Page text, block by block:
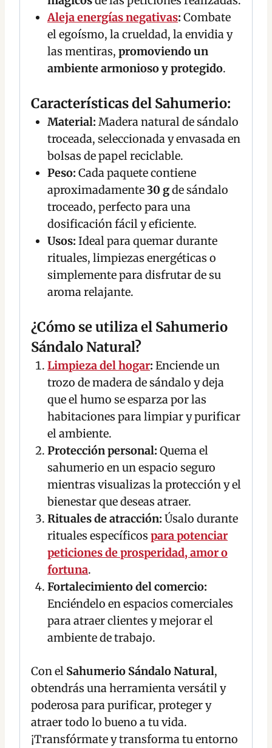
Aleja energías negativas: Combate
el egoísmo, la crueldad, la envidia y
las mentiras, promoviendo un
ambiente armonioso y protegido.
Características del Sahumerio:
Material: Madera natural de sándalo
troceada, seleccionada y envasada en
bolsas de papel reciclable.
Peso: Cada paquete contiene
aproximadamente30 gde sándalo
troceado, perfecto para una
dosificación fácil y eficiente.
Usos: Ideal para quemar durante
rituales, limpiezas energéticas o
simplemente para disfrutar de su
aroma relajante.
¿Cómo se utiliza el Sahumerio
Sándalo Natural?
Limpieza del hogar: Enciende un
trozo de madera de sándalo y deja
que el humo se esparza por las
habitaciones para limpiar y purificar
el ambiente.
Protección personal: Quema el
sahumerio en un espacio seguro
mientras visualizas la protección y el
bienestar que deseas atraer.
Rituales de atracción: Úsalo durante
rituales específicos para potenciar
peticiones de prosperidad, amor o
fortuna.
Fortalecimiento del comercio:
Enciéndelo en espacios comerciales
para atraer clientes y mejorar el
ambiente de trabajo.
Con el Sahumerio Sándalo Natural,
obtendrás una herramienta versátil y
poderosa para purificar, proteger y
atraer todo lo bueno a tu vida.
¡Transfórmate y transforma tu entorno